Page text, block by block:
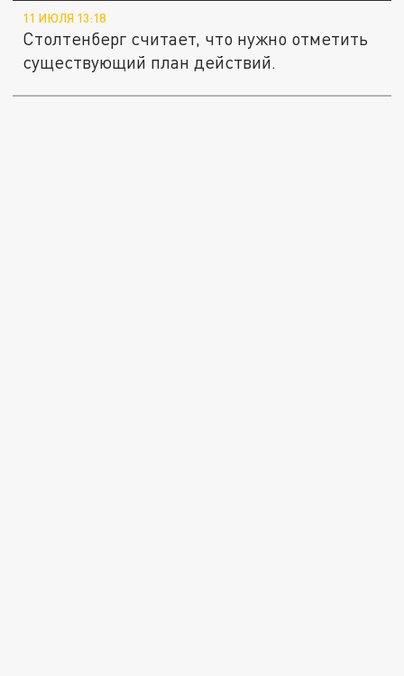
11 ИЮЛЯ 13:18
Столтенберг считает, что нужно отметить
существующий план действий.